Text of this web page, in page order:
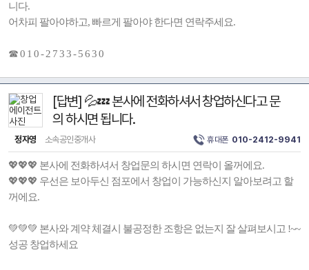
니다.
어차피 팔아야하고, 빠르게 팔아야 한다면 연락주세요.
☎ 0 1 0 - 2 7 3 3 - 5 6 3 0
[답변] 💦💤 본사에 전화하셔서 창업하신다고 문
의 하시면 됩니다.
정자영 소속공인중개사 휴대폰 010-2412-9941
💖💖💖 본사에 전화하셔서 창업문의 하시면 연락이 올꺼에요.
💖💖💖 우선은 보아두신 점포에서 창업이 가능하신지 알아보려고 할
꺼에요.
💚💚💚 본사와 계약 체결시 불공정한 조항은 없는지 잘 살펴보시고 !~~
성공 창업하세요